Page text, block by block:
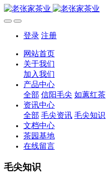
登录 注册
网站首页
关于我们
加入我们
产品中心
全部 信阳毛尖 如蕙红茶
资讯中心
全部 毛尖资讯 毛尖知识
文档中心
茶园基地
在线留言
毛尖知识